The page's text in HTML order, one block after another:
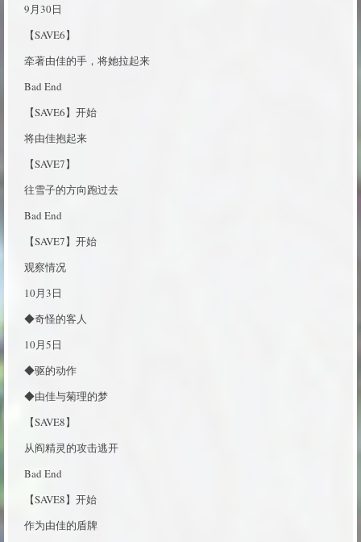
9月30日
【SAVE6】
牵著由佳的手，将她拉起来
Bad End
【SAVE6】开始
将由佳抱起来
【SAVE7】
往雪子的方向跑过去
Bad End
【SAVE7】开始
观察情况
10月3日
◆奇怪的客人
10月5日
◆驱的动作
◆由佳与菊理的梦
【SAVE8】
从阎精灵的攻击逃开
Bad End
【SAVE8】开始
作为由佳的盾牌